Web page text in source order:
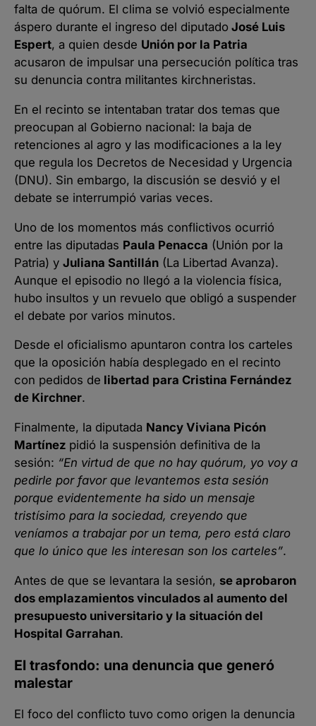
falta de quórum. El clima se volvió especialmente
áspero durante el ingreso del diputado José Luis
Espert, a quien desde Unión por la Patria
acusaron de impulsar una persecución política tras
su denuncia contra militantes kirchneristas.
En el recinto se intentaban tratar dos temas que
preocupan al Gobierno nacional: la baja de
retenciones al agro y las modificaciones a la ley
que regula los Decretos de Necesidad y Urgencia
(DNU). Sin embargo, la discusión se desvió y el
debate se interrumpió varias veces.
Uno de los momentos más conflictivos ocurrió
entre las diputadas Paula Penacca (Unión por la
Patria) y Juliana Santillán (La Libertad Avanza).
Aunque el episodio no llegó a la violencia física,
hubo insultos y un revuelo que obligó a suspender
el debate por varios minutos.
Desde el oficialismo apuntaron contra los carteles
que la oposición había desplegado en el recinto
con pedidos de libertad para Cristina Fernández
de Kirchner.
Finalmente, la diputada Nancy Viviana Picón
Martínez pidió la suspensión definitiva de la
sesión: “En virtud de que no hay quórum, yo voy a
pedirle por favor que levantemos esta sesión
porque evidentemente ha sido un mensaje
tristísimo para la sociedad, creyendo que
veníamos a trabajar por un tema, pero está claro
que lo único que les interesan son los carteles”.
Antes de que se levantara la sesión, se aprobaron
dos emplazamientos vinculados al aumento del
presupuesto universitario y la situación del
Hospital Garrahan.
El trasfondo: una denuncia que generó
malestar
El foco del conflicto tuvo como origen la denuncia